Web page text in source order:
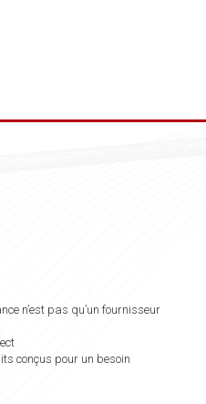
n’est pas qu’un fournisseur
conçus pour un besoin